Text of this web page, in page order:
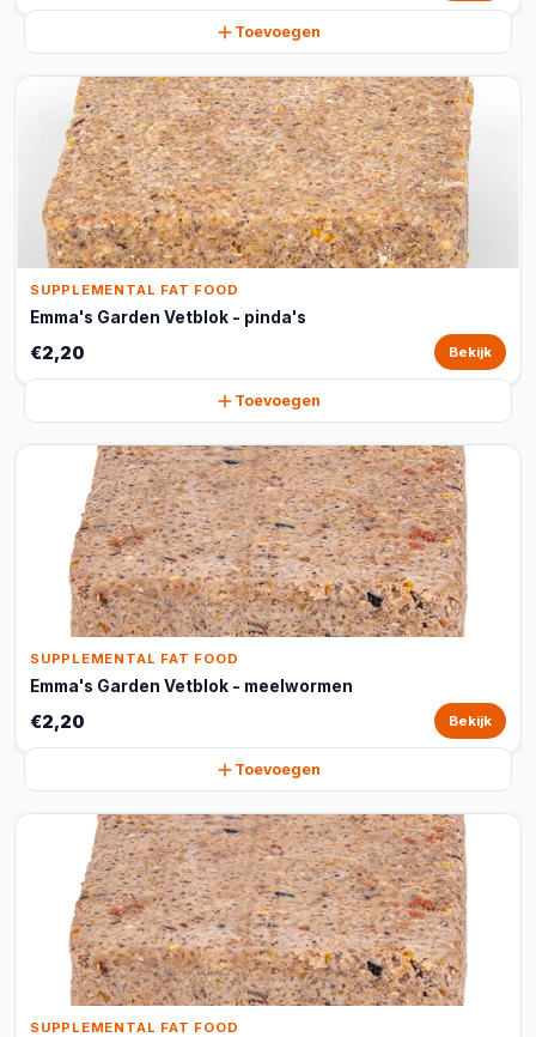
Toevoegen
SUPPLEMENTAL FAT FOOD
Emma's Garden Vetblok - pinda's
€2,20 Bekijk
Toevoegen
SUPPLEMENTAL FAT FOOD
Emma's Garden Vetblok - meelwormen
€2,20 Bekijk
Toevoegen
SUPPLEMENTAL FAT FOOD